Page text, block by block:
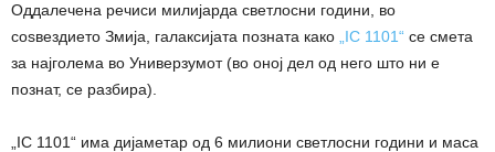
Оддалечена речиси милијарда светлосни години, во
соѕвездието Змија, галаксијата позната како
„IC 1101“ се смета
за најголема во Универзумот (во оној дел од него што ни е
познат, се разбира).
„IC 1101“ има дијаметар од 6 милиони светлосни години и маса